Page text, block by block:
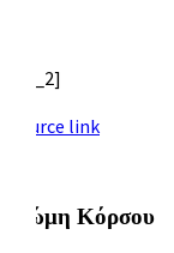
[ad_2]
Source link
Θώμη Κόρσου